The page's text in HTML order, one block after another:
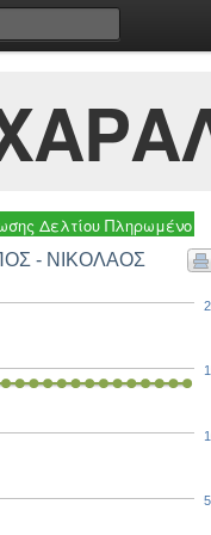
Δελτίου Πληρωμένο
- ΝΙΚΟΛΑΟΣ
5